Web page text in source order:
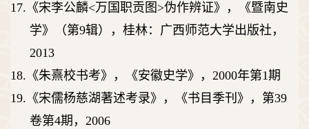
17. 《宋李公麟<万国职贡图 >伪作辨证》，《暨南史
学》（第9辑），桂林：广西师范大学出版社，
2013
18. 《朱熹校书考》，《安徽史学》， 2000年第1期
19. 《宋儒杨慈湖著述考录》，《书目季刊》，第39
卷第4期， 2006